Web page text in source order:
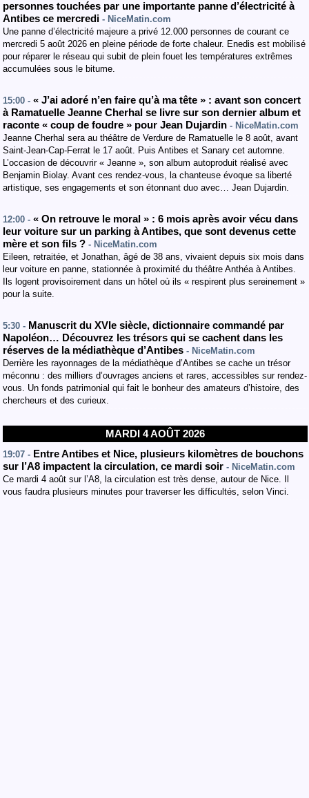
personnes touchées par une importante panne d’électricité à
Antibes ce mercredi - NiceMatin.com
Une panne d’électricité majeure a privé 12.000 personnes de courant ce
mercredi 5 août 2026 en pleine période de forte chaleur. Enedis est mobilisé
pour réparer le réseau qui subit de plein fouet les températures extrêmes
accumulées sous le bitume.
15:00 - « J’ai adoré n’en faire qu’à ma tête » : avant son concert
à Ramatuelle Jeanne Cherhal se livre sur son dernier album et
raconte « coup de foudre » pour Jean Dujardin - NiceMatin.com
Jeanne Cherhal sera au théâtre de Verdure de Ramatuelle le 8 août, avant
Saint-Jean-Cap-Ferrat le 17 août. Puis Antibes et Sanary cet automne.
L’occasion de découvrir « Jeanne », son album autoproduit réalisé avec
Benjamin Biolay. Avant ces rendez-vous, la chanteuse évoque sa liberté
artistique, ses engagements et son étonnant duo avec… Jean Dujardin.
12:00 - « On retrouve le moral » : 6 mois après avoir vécu dans
leur voiture sur un parking à Antibes, que sont devenus cette
mère et son fils ? - NiceMatin.com
Eileen, retraitée, et Jonathan, âgé de 38 ans, vivaient depuis six mois dans
leur voiture en panne, stationnée à proximité du théâtre Anthéa à Antibes.
Ils logent provisoirement dans un hôtel où ils « respirent plus sereinement »
pour la suite.
5:30 - Manuscrit du XVIe siècle, dictionnaire commandé par
Napoléon… Découvrez les trésors qui se cachent dans les
réserves de la médiathèque d’Antibes - NiceMatin.com
Derrière les rayonnages de la médiathèque d’Antibes se cache un trésor
méconnu : des milliers d’ouvrages anciens et rares, accessibles sur rendez-
vous. Un fonds patrimonial qui fait le bonheur des amateurs d’histoire, des
chercheurs et des curieux.
MARDI 4 AOÛT 2026
19:07 - Entre Antibes et Nice, plusieurs kilomètres de bouchons
sur l’A8 impactent la circulation, ce mardi soir - NiceMatin.com
Ce mardi 4 août sur l’A8, la circulation est très dense, autour de Nice. Il
vous faudra plusieurs minutes pour traverser les difficultés, selon Vinci.